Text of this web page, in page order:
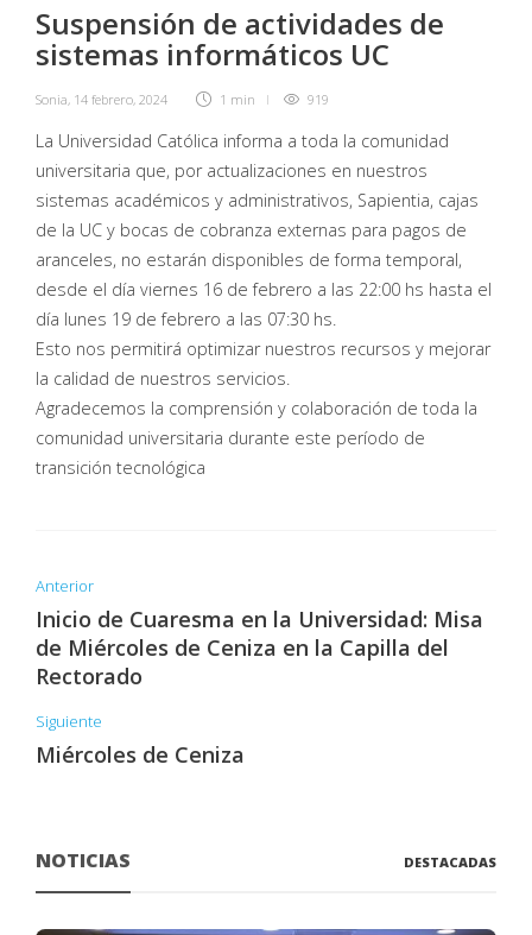
Suspensión de actividades de
sistemas informáticos UC
Sonia, 14 febrero, 2024 1 min 919
La Universidad Católica informa a toda la comunidad
universitaria que, por actualizaciones en nuestros
sistemas académicos y administrativos, Sapientia, cajas
de la UC y bocas de cobranza externas para pagos de
aranceles, no estarán disponibles de forma temporal,
desde el día viernes 16 de febrero a las 22:00 hs hasta el
día lunes 19 de febrero a las 07:30 hs.
Esto nos permitirá optimizar nuestros recursos y mejorar
la calidad de nuestros servicios.
Agradecemos la comprensión y colaboración de toda la
comunidad universitaria durante este período de
transición tecnológica
Anterior
Inicio de Cuaresma en la Universidad: Misa
de Miércoles de Ceniza en la Capilla del
Rectorado
Siguiente
Miércoles de Ceniza
NOTICIAS DESTACADAS